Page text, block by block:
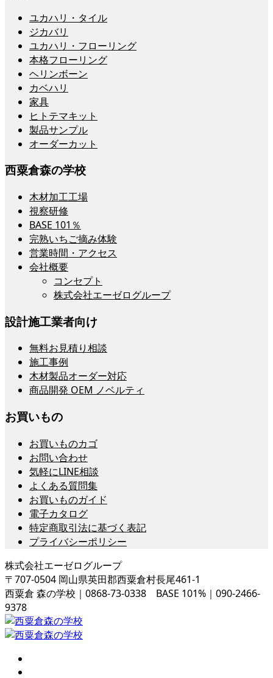
ユカハリ・タイル
ジカバリ
ユカハリ・フローリング
本格フローリング
ヘリンボーン
カベハリ
家具
ヒトテマキット
製品サンプル
オーダーカット
西粟倉森の学校
木材加工工場
視察研修
BASE 101％
完熟いちご摘み体験
営業時間・アクセス
会社概要
コンセプト
株式会社エーゼログループ
設計施工業者向け
無料お見積り相談
施工事例
木材製品オーダー対応
商品開発 OEM ノベルティ
お買いもの
お買いものカゴ
お問い合わせ
気軽にLINE相談
よくある質問集
お買いものガイド
電子カタログ
特定商取引法に基づく表記
プライバシーポリシー
株式会社エーゼログループ
〒707-0504 岡山県英田郡西粟倉村長尾461-1
西粟倉 森の学校｜0868-73-0338 BASE 101%｜090-2466-
9378